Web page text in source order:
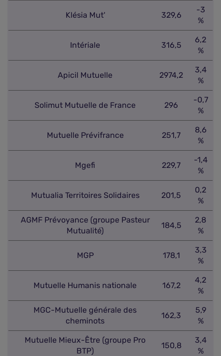
Klésia Mut' 329,6
-3
%
Intériale 316,5
6,2
%
Apicil Mutuelle 2974,2
3,4
%
Solimut Mutuelle de France 296
-0,7
%
Mutuelle Prévifrance 251,7
8,6
%
Mgefi 229,7
-1,4
%
Mutualia Territoires Solidaires 201,5
0,2
%
AGMF Prévoyance (groupe Pasteur
Mutualité)
184,5
2,8
%
MGP 178,1
3,3
%
Mutuelle Humanis nationale 167,2
4,2
%
MGC-Mutuelle générale des
cheminots
162,3
5,9
%
Mutuelle Mieux-Être (groupe Pro
BTP)
150,8
3,4
%